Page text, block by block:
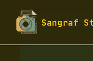
Sangraf
fototapety-sangraf.pl
Firmy z